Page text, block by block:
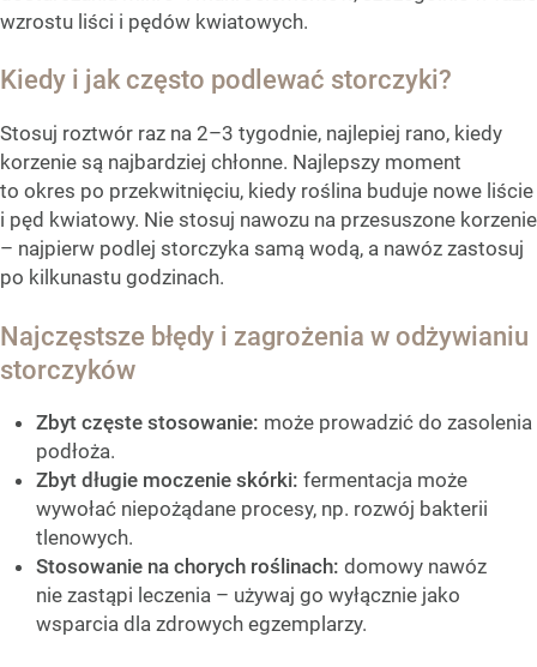
wzrostu liści i pędów kwiatowych.
Kiedy i jak często podlewać storczyki?
Stosuj roztwór raz na 2–3 tygodnie, najlepiej rano, kiedy
korzenie są najbardziej chłonne. Najlepszy moment
to okres po przekwitnięciu, kiedy roślina buduje nowe liście
i pęd kwiatowy. Nie stosuj nawozu na przesuszone korzenie
– najpierw podlej storczyka samą wodą, a nawóz zastosuj
po kilkunastu godzinach.
Najczęstsze błędy i zagrożenia w odżywianiu
storczyków
Zbyt częste stosowanie: może prowadzić do zasolenia
podłoża.
Zbyt długie moczenie skórki: fermentacja może
wywołać niepożądane procesy, np. rozwój bakterii
tlenowych.
Stosowanie na chorych roślinach: domowy nawóz
nie zastąpi leczenia – używaj go wyłącznie jako
wsparcia dla zdrowych egzemplarzy.